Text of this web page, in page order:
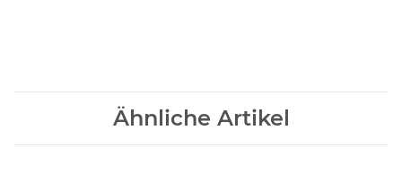
Ähnliche Artikel